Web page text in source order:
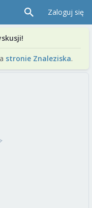
Zaloguj się
stronie Znaleziska.